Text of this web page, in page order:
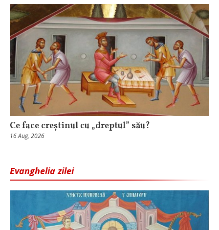
Ce face creștinul cu „dreptul” său?
16 Aug, 2026
Evanghelia zilei